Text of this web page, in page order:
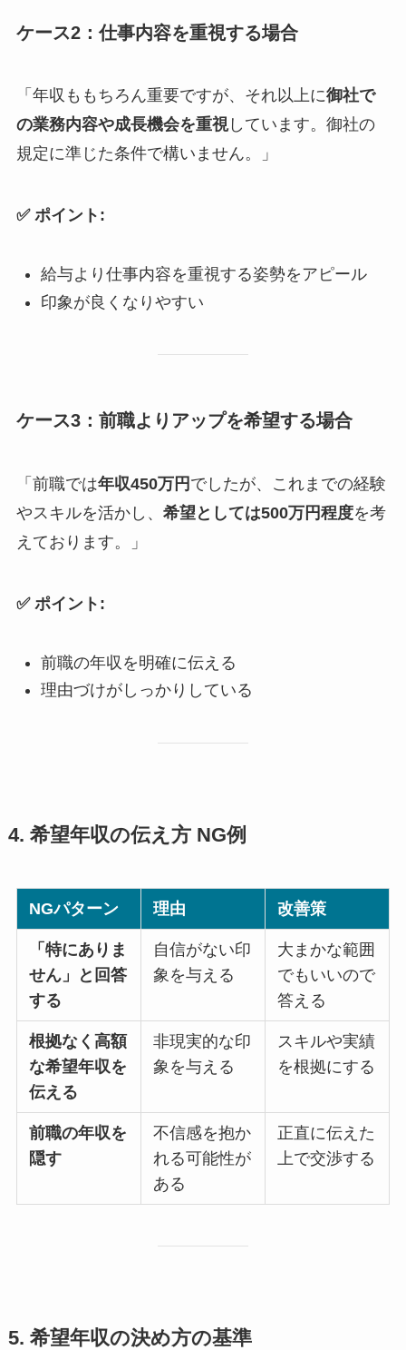
ケース2：仕事内容を重視する場合
「年収ももちろん重要ですが、それ以上に御社で
の業務内容や成長機会を重視しています。御社の
規定に準じた条件で構いません。」
✅ ポイント:
給与より仕事内容を重視する姿勢をアピール
印象が良くなりやすい
ケース3：前職よりアップを希望する場合
「前職では年収450万円 でしたが、これまでの経験
やスキルを活かし、 希望としては500万円程度を考
えております。」
✅ ポイント:
前職の年収を明確に伝える
理由づけがしっかりしている
4. 希望年収の伝え方 NG例
NGパターン 理由 改善策
「特にありま
せん」と回答
する
自信がない印
象を与える
大まかな範囲
でもいいので
答える
根拠なく高額
な希望年収を
伝える
非現実的な印
象を与える
スキルや実績
を根拠にする
前職の年収を
隠す
不信感を抱か
れる可能性が
ある
正直に伝えた
上で交渉する
5. 希望年収の決め方の基準